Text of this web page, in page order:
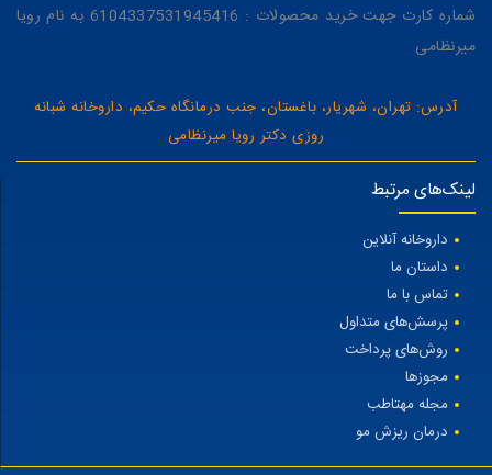
شماره کارت جهت خرید محصولات : 6104337531945416 به نام رویا
میرنظامی
آدرس: تهران، شهریار، باغستان، جنب درمانگاه حکیم، داروخانه شبانه
روزی دکتر رویا میرنظامی
لینک‌های مرتبط
داروخانه آنلاین
داستان ما
تماس با ما
پرسش‌های متداول
روش‌های پرداخت
مجوزها
مجله مهتاطب
درمان ریزش مو